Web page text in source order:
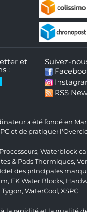
et
:
Suivez-
RSS
a été fondé en
et de pratiquer
, Waterblock
& Pads Thermiques,
des principales
, EK Water Blocks,
Tygon, WaterCool, XSPC